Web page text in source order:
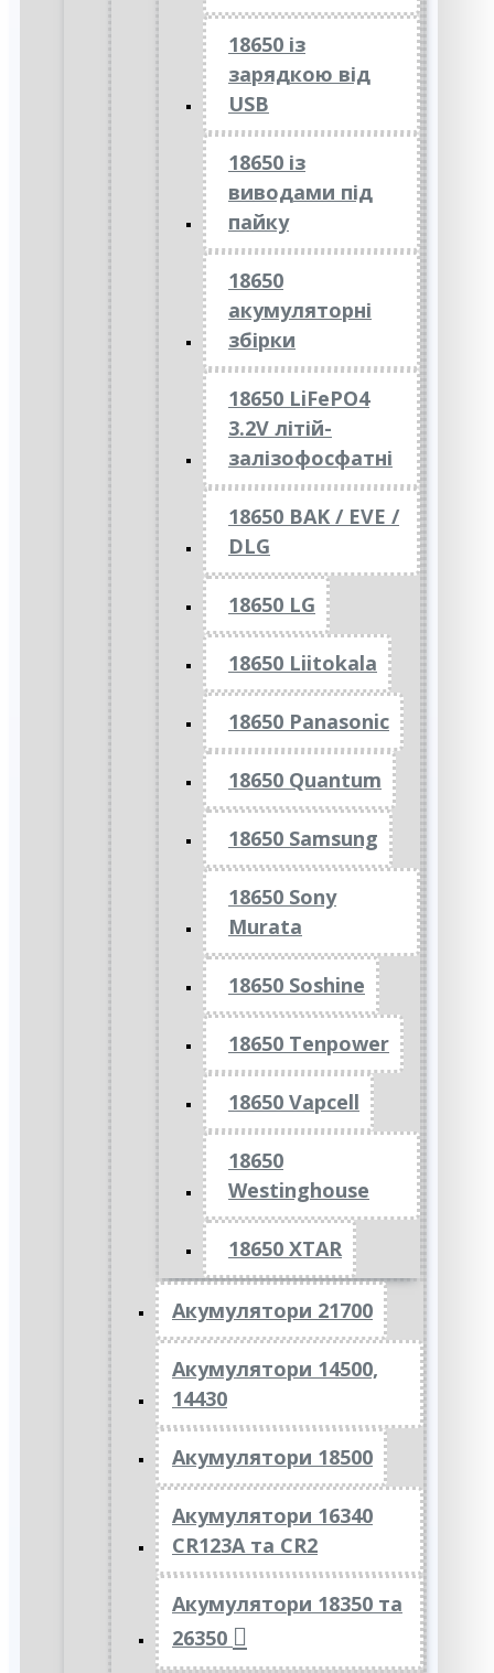
18650 із
зарядкою від
USB
18650 із
виводами під
пайку
18650
акумуляторні
збірки
18650 LiFePO4
3.2V літій-
залізофосфатні
18650 BAK / EVE /
DLG
18650 LG
18650 Liitokala
18650 Panasonic
18650 Quantum
18650 Samsung
18650 Sony
Murata
18650 Soshine
18650 Tenpower
18650 Vapcell
18650
Westinghouse
18650 XTAR
Акумулятори 21700
Акумулятори 14500,
14430
Акумулятори 18500
Акумулятори 16340
CR123A та CR2
Акумулятори 18350 та
26350